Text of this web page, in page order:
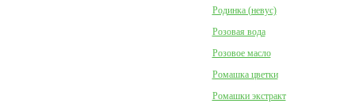
Родинка (невус)
Розовая вода
Розовое масло
Ромашка цветки
Ромашки экстракт